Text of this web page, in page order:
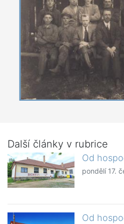
Další články v rubrice
Od
pondělí 17.
Od